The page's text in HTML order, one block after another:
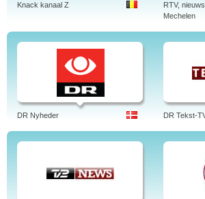
Knack kanaal Z
RTV,
Mechelen
DR Nyheder DR Tekst-